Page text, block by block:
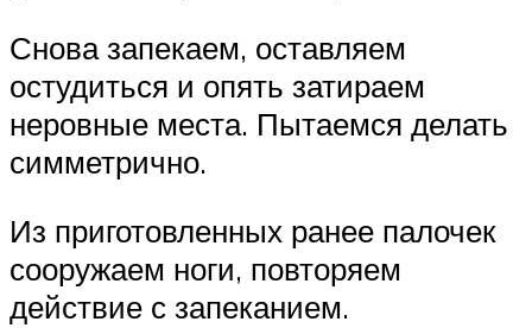
Снова запекаем, оставляем
остудиться и опять затираем
неровные места. Пытаемся делать
симметрично.
Из приготовленных ранее палочек
сооружаем ноги, повторяем
действие с запеканием.